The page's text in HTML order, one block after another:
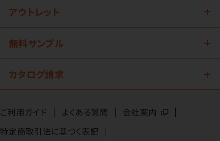
アウトレット
無料サンプル
カタログ請求
ご利用ガイド よくある質問
会社案内
特定商取引法に基づく表記